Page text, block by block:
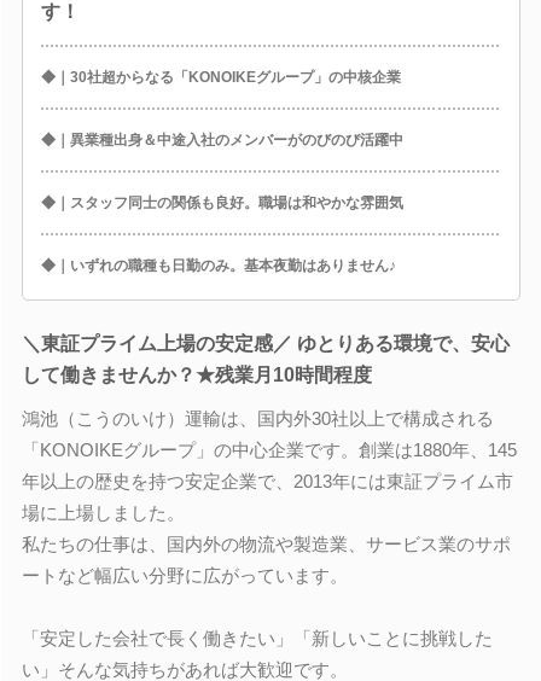
す！
◆｜30社超からなる「KONOIKEグループ」の中核企業
◆｜異業種出身＆中途入社のメンバーがのびのび活躍中
◆｜スタッフ同士の関係も良好。職場は和やかな雰囲気
◆｜いずれの職種も日勤のみ。基本夜勤はありません♪
＼東証プライム上場の安定感／ ゆとりある環境で、安心
して働きませんか？★残業月10時間程度
鴻池（こうのいけ）運輸は、国内外30社以上で構成される
「KONOIKEグループ」の中心企業です。創業は1880年、145
年以上の歴史を持つ安定企業で、2013年には東証プライム市
場に上場しました。
私たちの仕事は、国内外の物流や製造業、サービス業のサポ
ートなど幅広い分野に広がっています。
「安定した会社で長く働きたい」「新しいことに挑戦した
い」そんな気持ちがあれば大歓迎です。